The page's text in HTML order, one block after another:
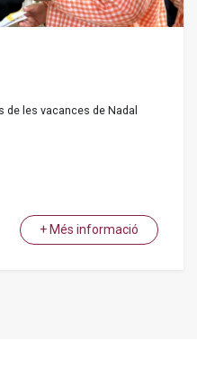
les vacances de Nadal
+ Més informació